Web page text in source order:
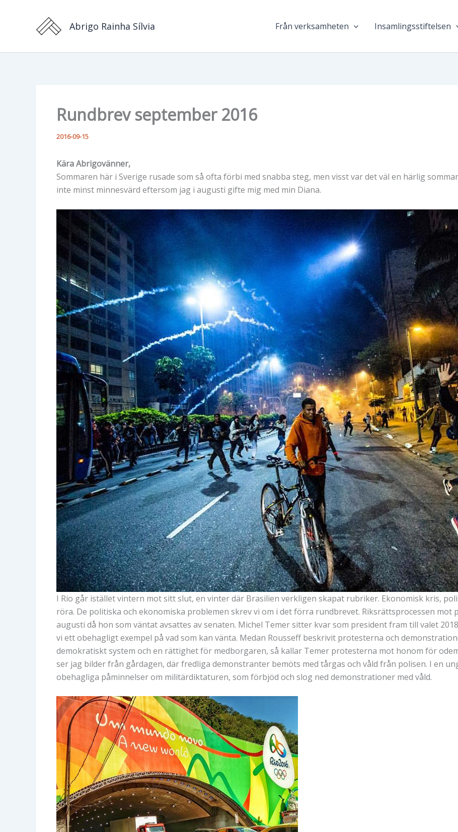
Abrigo Rainha Sílvia Från verksamheten Insamlingsstiftelsen
Rundbrev september 2016
2016-09-15
Kära Abrigovänner,
Sommaren här i Sverige rusade som så ofta förbi med snabba steg, men visst var det väl en härlig
inte minst minnesvärd eftersom jag i augusti gifte mig med min Diana.
I Rio går istället vintern mot sitt slut, en vinter där Brasilien verkligen skapat rubriker. Ekonomisk kris,
röra. De politiska och ekonomiska problemen skrev vi om i det förra rundbrevet. Riksrättsprocessen mot
augusti då hon som väntat avsattes av senaten. Michel Temer sitter kvar som president fram till valet
vi ett obehagligt exempel på vad som kan vänta. Medan Rousseff beskrivit protesterna och
demokratiskt system och en rättighet för medborgaren, så kallar Temer protesterna mot honom för
ser jag bilder från gårdagen, där fredliga demonstranter bemöts med tårgas och våld från polisen. I en
obehagliga påminnelser om militärdiktaturen, som förbjöd och slog ned demonstrationer med våld.